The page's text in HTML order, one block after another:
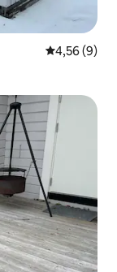
Gemiddelde
4,56 (9)